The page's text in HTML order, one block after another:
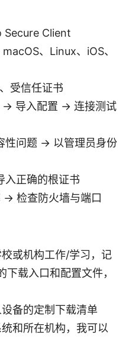
Client
、Linux、iOS、
受信任证书
→ 导入配置 → 连接测试
性问题 → 以管理员身份
正确的根证书
检查防火墙与端口
或机构工作/学习，记
载入口和配置文件，
备的定制下载清单
和所在机构，我可以